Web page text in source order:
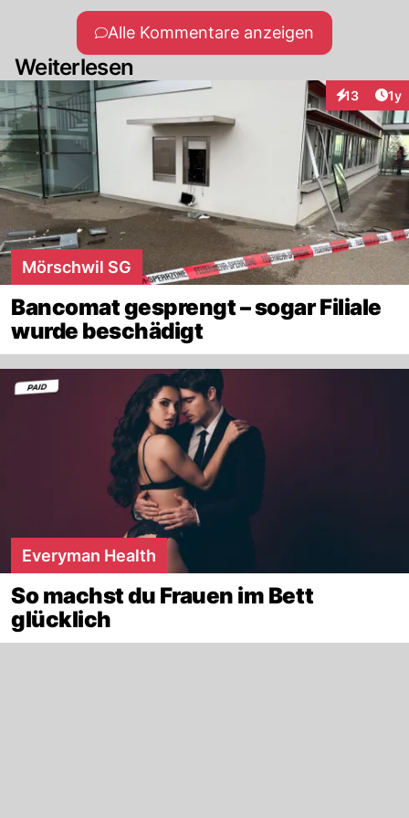
Alle Kommentare anzeigen
Weiterlesen
13 1y
Mörschwil SG
Bancomat gesprengt – sogar Filiale
wurde beschädigt
Everyman Health
So machst du Frauen im Bett
glücklich